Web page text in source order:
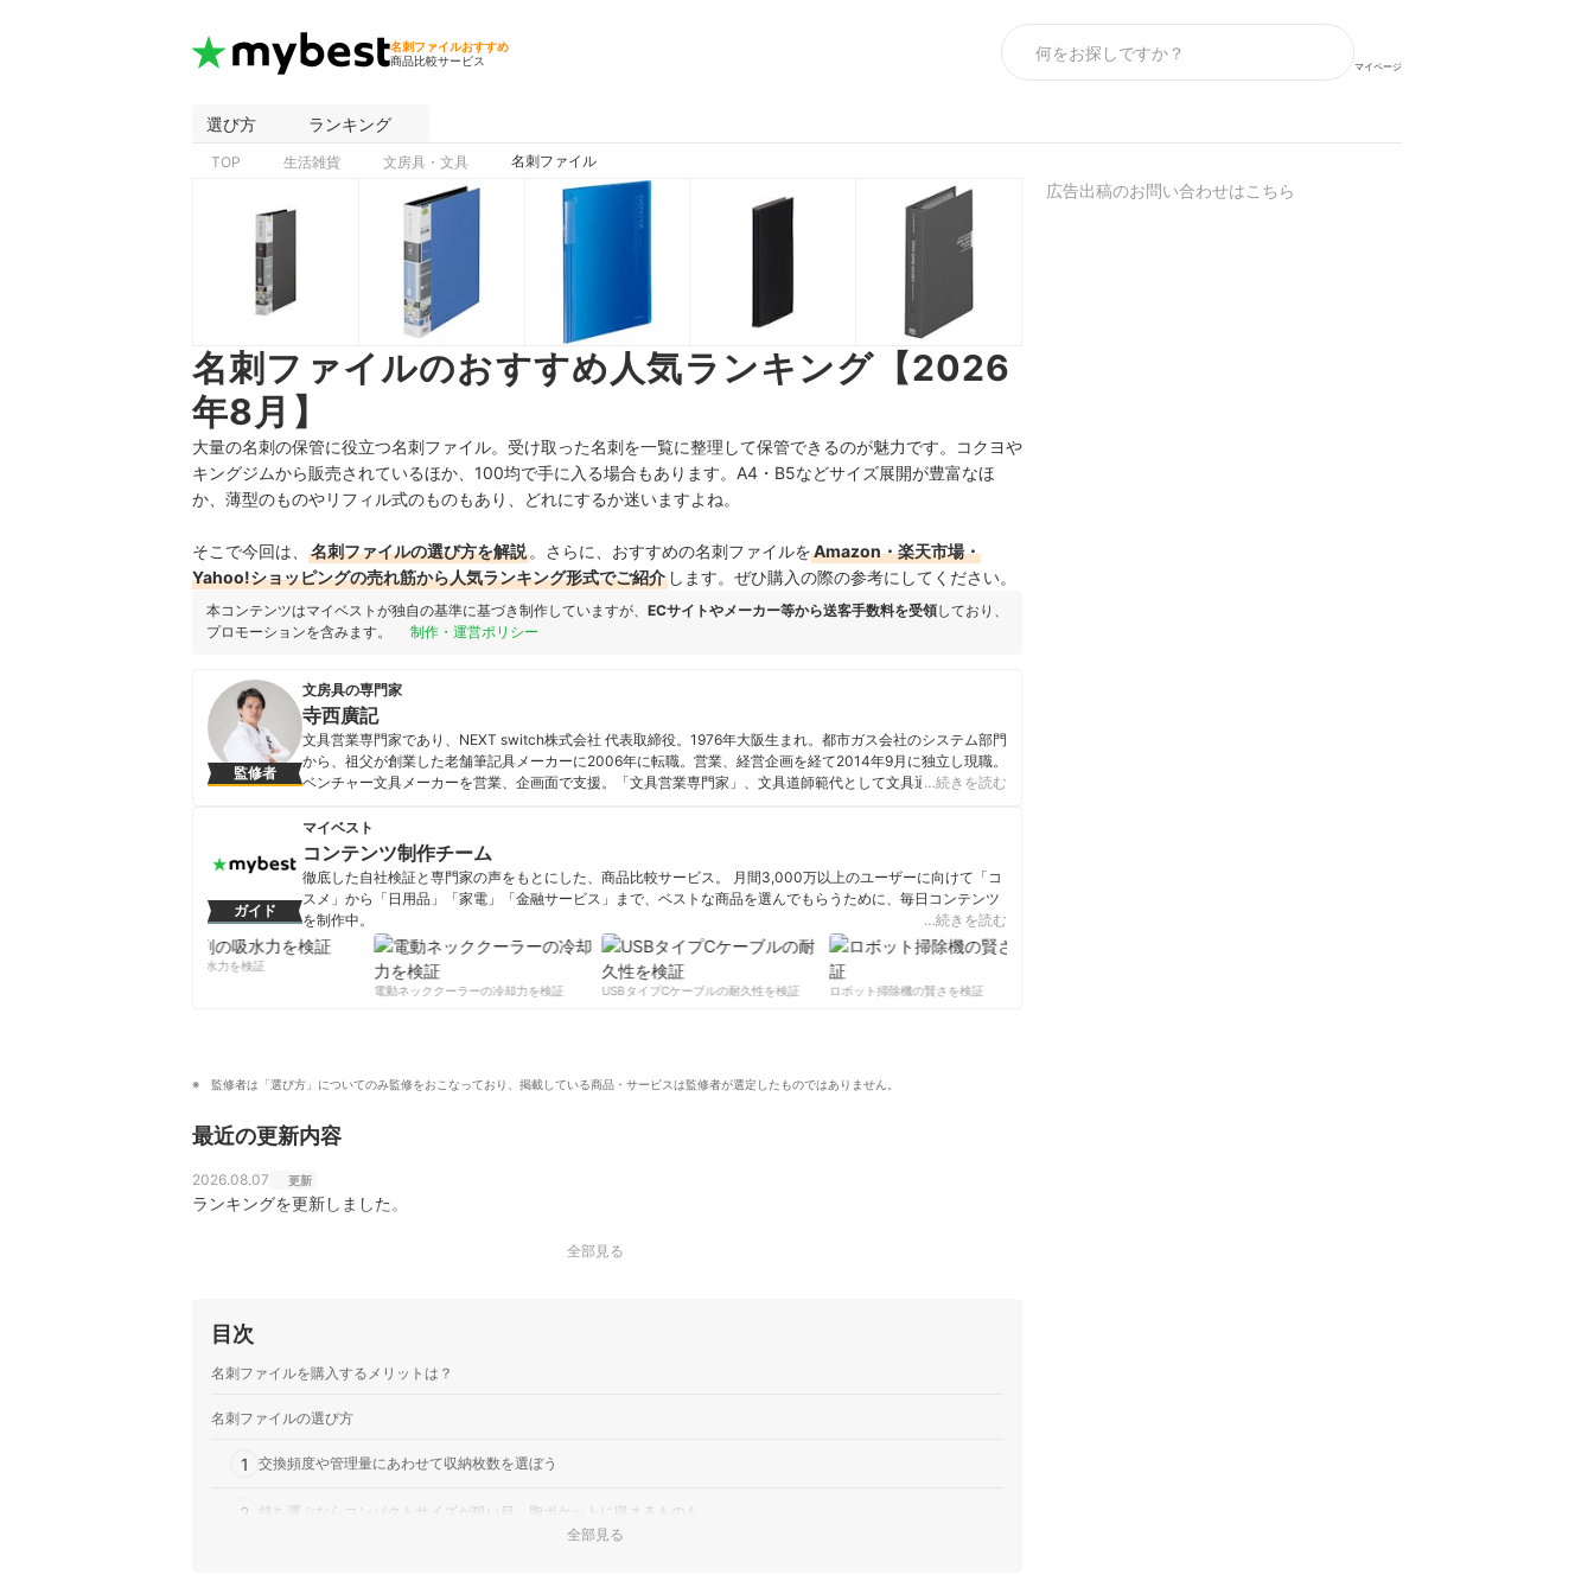
名刺ファイルおすすめ
商品比較サービス
マイページ
選び方 ランキング
TOP 生活雑貨 文房具・文具 名刺ファイル
名刺ファイルのおすすめ人気ランキング【2026
年8月】
大量の名刺の保管に役立つ名刺ファイル。受け取った名刺を一覧に整理して保管できるのが魅力です。コクヨや
キングジムから販売されているほか、100均で手に入る場合もあります。A4・B5などサイズ展開が豊富なほ
か、薄型のものやリフィル式のものもあり、どれにするか迷いますよね。
そこで今回は、 名刺ファイルの選び方を解説 。さらに、おすすめの名刺ファイルをAmazon・楽天市場・
Yahoo!ショッピングの売れ筋から人気ランキング形式でご紹介 します。ぜひ購入の際の参考にしてください。
本コンテンツはマイベストが独自の基準に基づき制作していますが、 ECサイトやメーカー等から送客手数料を受領しており、
プロモーションを含みます。
制作・運営ポリシー
監修者
文房具の専門家
寺西廣記
文具営業専門家であり、NEXT switch株式会社 代表取締役。1976年大阪生まれ。都市ガス会社のシステム部門
から、祖父が創業した老舗筆記具メーカーに2006年に転職。営業、経営企画を経て2014年9月に独立し現職。
ベンチャー文具メーカーを営業、企画面で支援。「文具営業専門家」、文具道師範代として文具通販「文具
営学修士)。
寺西廣記のプロフィール
…続きを読む
ガイド
マイベスト
コンテンツ制作チーム
徹底した自社検証と専門家の声をもとにした、商品比較サービス。 月間3,000万以上のユーザーに向けて「コ
スメ」から「日用品」「家電」「金融サービス」まで、ベストな商品を選んでもらうために、毎日コンテンツ
を制作中。
コンテンツ制作チームのプロフィール
…続きを読む
柔軟剤の吸水力を検証
電動ネッククーラーの冷却力を検証
USBタイプCケーブルの耐久性を検証 ロボット掃除機の賢さを検証
監修者は「選び方」についてのみ監修をおこなっており、掲載している商品・サービスは監修者が選定したものではありません。
最近の更新内容
2026.08.07 更新
ランキングを更新しました。
全部見る
目次
名刺ファイルを購入するメリットは？
名刺ファイルの選び方
1 交換頻度や管理量にあわせて収納枚数を選ぼう
2 持ち運ぶならコンパクトサイズが狙い目。胸ポケットに収まるものも
全部見る
広告出稿のお問い合わせはこちら